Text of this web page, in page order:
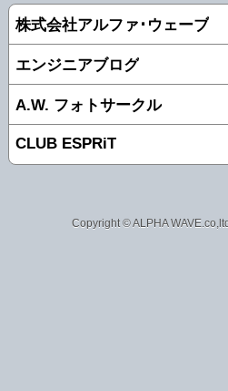
株式会社アルファ･ウェーブ
エンジニアブログ
A.W. フォトサークル
CLUB ESPRiT
Copyright © ALPHA